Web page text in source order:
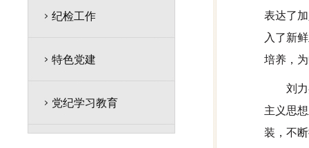
纪检工作
特色党建
党纪学习教育
表达了
入了新
培养，
刘
主义思
装，不